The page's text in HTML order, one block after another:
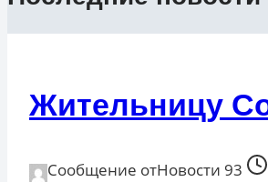
Жительницу
Сообщение отНовости 93